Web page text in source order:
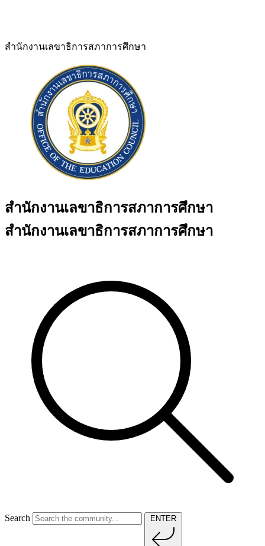
สำนักงานเลขาธิการสภาการศึกษา
สำนักงานเลขาธิการสภาการศึกษา
สำนักงานเลขาธิการสภาการศึกษา
Search ENTER